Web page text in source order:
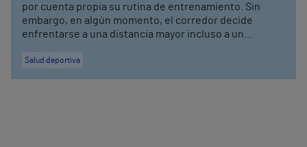
por cuenta propia su rutina de entrenamiento. Sin
embargo, en algún momento, el corredor decide
enfrentarse a una distancia mayor incluso a un...
Salud deportiva